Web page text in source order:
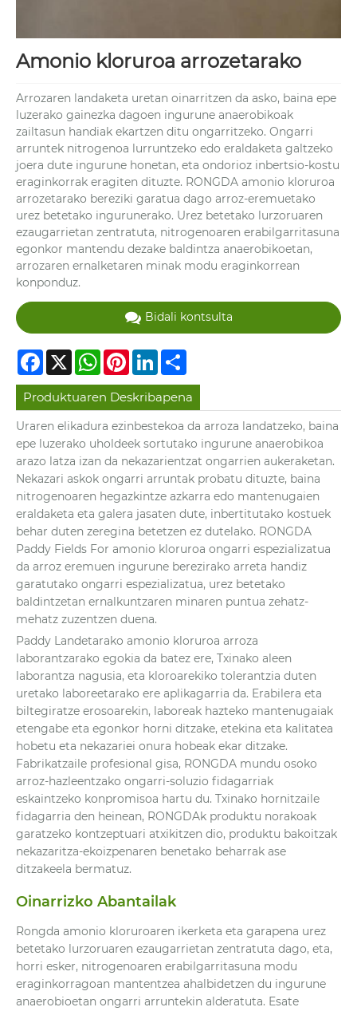
Amonio kloruroa arrozetarako
Arrozaren landaketa uretan oinarritzen da asko, baina epe
luzerako gainezka dagoen ingurune anaerobikoak
zailtasun handiak ekartzen ditu ongarritzeko. Ongarri
arruntek nitrogenoa lurruntzeko edo eraldaketa galtzeko
joera dute ingurune honetan, eta ondorioz inbertsio-kostu
eraginkorrak eragiten dituzte. RONGDA amonio kloruroa
arrozetarako bereziki garatua dago arroz-eremuetako
urez betetako ingurunerako. Urez betetako lurzoruaren
ezaugarrietan zentratuta, nitrogenoaren erabilgarritasuna
egonkor mantendu dezake baldintza anaerobikoetan,
arrozaren ernalketaren minak modu eraginkorrean
konponduz.
Bidali kontsulta
Facebook
X WhatsApp
PinterestLinkedIn
Produktuaren Deskribapena
Uraren elikadura ezinbestekoa da arroza landatzeko, baina
epe luzerako uholdeek sortutako ingurune anaerobikoa
arazo latza izan da nekazarientzat ongarrien aukeraketan.
Nekazari askok ongarri arruntak probatu dituzte, baina
nitrogenoaren hegazkintze azkarra edo mantenugaien
eraldaketa eta galera jasaten dute, inbertitutako kostuek
behar duten zeregina betetzen ez dutelako. RONGDA
Paddy Fields For amonio kloruroa ongarri espezializatua
da arroz eremuen ingurune berezirako arreta handiz
garatutako ongarri espezializatua, urez betetako
baldintzetan ernalkuntzaren minaren puntua zehatz-
mehatz zuzentzen duena.
Paddy Landetarako amonio kloruroa arroza
laborantzarako egokia da batez ere, Txinako aleen
laborantza nagusia, eta kloroarekiko tolerantzia duten
uretako laboreetarako ere aplikagarria da. Erabilera eta
biltegiratze erosoarekin, laboreak hazteko mantenugaiak
etengabe eta egonkor horni ditzake, etekina eta kalitatea
hobetu eta nekazariei onura hobeak ekar ditzake.
Fabrikatzaile profesional gisa, RONGDA mundu osoko
arroz-hazleentzako ongarri-soluzio fidagarriak
eskaintzeko konpromisoa hartu du. Txinako hornitzaile
fidagarria den heinean, RONGDAk produktu norakoak
garatzeko kontzeptuari atxikitzen dio, produktu bakoitzak
nekazaritza-ekoizpenaren benetako beharrak ase
ditzakeela bermatuz.
Oinarrizko Abantailak
Rongda amonio kloruroaren ikerketa eta garapena urez
betetako lurzoruaren ezaugarrietan zentratuta dago, eta,
horri esker, nitrogenoaren erabilgarritasuna modu
eraginkorragoan mantentzea ahalbidetzen du ingurune
anaerobioetan ongarri arruntekin alderatuta. Esate